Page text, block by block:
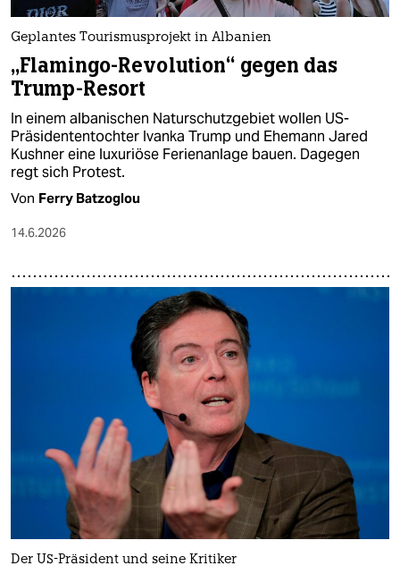
Geplantes Tourismusprojekt in Albanien
„Flamingo-Revolution“ gegen das
Trump-Resort
In einem albanischen Naturschutzgebiet wollen US-
Präsidententochter Ivanka Trump und Ehemann Jared
Kushner eine luxuriöse Ferienanlage bauen. Dagegen
regt sich Protest.
Von Ferry Batzoglou
14.6.2026
Der US-Präsident und seine Kritiker